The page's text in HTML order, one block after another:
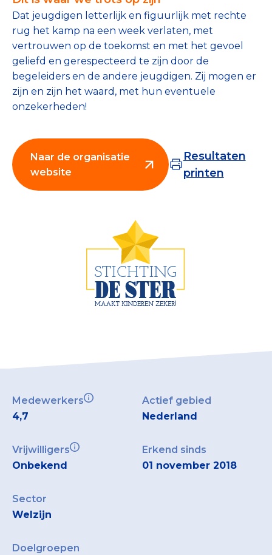
Contact & Signalen
Check keurmerk goede doelen
Collecterooster/wervingrooster
Veelgestelde vragen
Register Erkende Donatieplatformen
Dat jeugdigen letterlijk en figuurlijk met rechte
rug het kamp na een week verlaten, met
vertrouwen op de toekomst en met het gevoel
geliefd en gerespecteerd te zijn door de
begeleiders en de andere jeugdigen. Zij mogen er
zijn en zijn het waard, met hun eventuele
onzekerheden!
Naar de organisatie
website
Resultaten
printen
Medewerkers
4,7
Actief gebied
Nederland
Vrijwilligers
Onbekend
Erkend sinds
01 november 2018
Sector
Welzijn
Doelgroepen